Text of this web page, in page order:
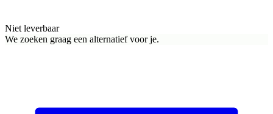
Niet leverbaar
We zoeken graag een alternatief voor je.